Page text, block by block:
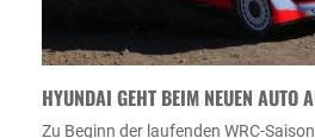
HYUNDAI GEHT BEIM NEUEN AUTO
Zu Beginn der laufenden WRC-